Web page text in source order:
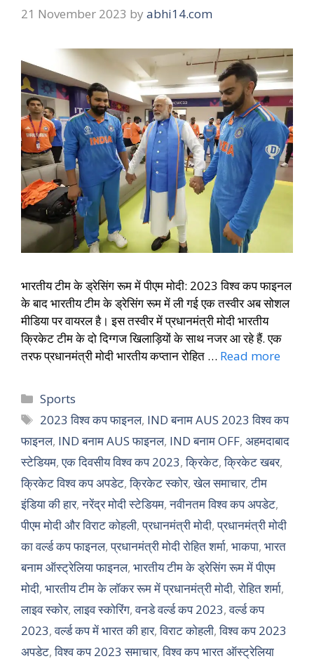
21 November 2023 by abhi14.com
भारतीय टीम के ड्रेसिंग रूम में पीएम मोदी: 2023 विश्व कप फाइनल
के बाद भारतीय टीम के ड्रेसिंग रूम में ली गई एक तस्वीर अब सोशल
मीडिया पर वायरल है। इस तस्वीर में प्रधानमंत्री मोदी भारतीय
क्रिकेट टीम के दो दिग्गज खिलाड़ियों के साथ नजर आ रहे हैं. एक
तरफ प्रधानमंत्री मोदी भारतीय कप्तान रोहित … Read more
Sports
2023 विश्व कप फाइनल, IND बनाम AUS 2023 विश्व कप
फाइनल, IND बनाम AUS फाइनल, IND बनाम OFF, अहमदाबाद
स्टेडियम,एक दिवसीय विश्व कप 2023,क्रिकेट,क्रिकेट खबर,
क्रिकेट विश्व कप अपडेट,क्रिकेट स्कोर,खेल समाचार,टीम
इंडिया की हार,नरेंद्र मोदी स्टेडियम,नवीनतम विश्व कप अपडेट,
पीएम मोदी और विराट कोहली,प्रधानमंत्री मोदी,प्रधानमंत्री मोदी
का वर्ल्ड कप फाइनल,प्रधानमंत्री मोदी रोहित शर्मा, भाकपा, भारत
बनाम ऑस्ट्रेलिया फाइनल, भारतीय टीम के ड्रेसिंग रूम में पीएम
मोदी, भारतीय टीम के लॉकर रूम में प्रधानमंत्री मोदी,रोहित शर्मा,
लाइव स्कोर,लाइव स्कोरिंग,वनडे वर्ल्ड कप 2023,वर्ल्ड कप
2023,वर्ल्ड कप में भारत की हार,विराट कोहली,विश्व कप 2023
अपडेट,विश्व कप 2023 समाचार,विश्व कप भारत ऑस्ट्रेलिया